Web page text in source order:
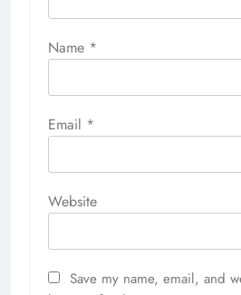
Name *
Email *
Website
Save my name, email, and